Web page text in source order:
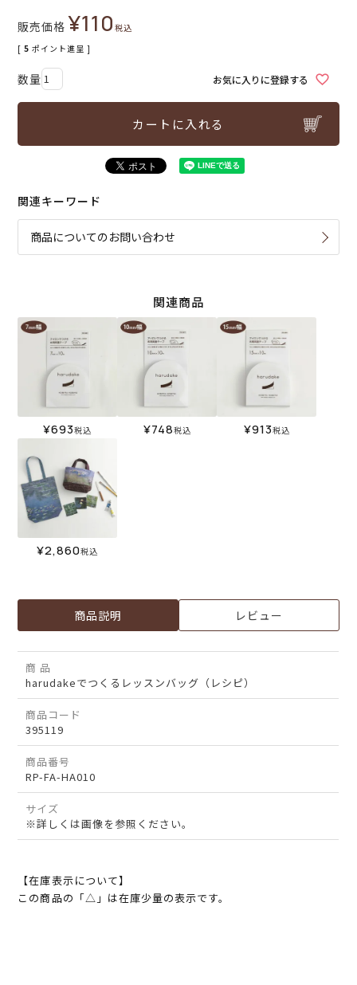
販売価格 ¥110税込
[ 5 ポイント進呈 ]
お気に入りに登録する
カートに入れる
関連キーワード
商品についてのお問い合わせ
関連商品
¥693税込 ¥748税込 ¥913税込
¥2,860税込
商品説明 レビュー
商 品
harudakeでつくるレッスンバッグ（レシピ）
商品コード
395119
商品番号
RP-FA-HA010
サイズ
※詳しくは画像を参照ください。
【在庫表示について】
この商品の「△」は在庫少量の表示です。